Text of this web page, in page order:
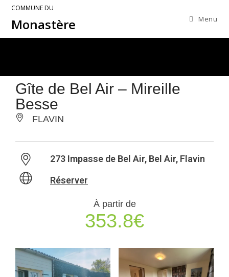
COMMUNE DU
Monastère Menu
Gîte de Bel Air – Mireille
Besse
FLAVIN
273 Impasse de Bel Air, Bel Air, Flavin
Réserver
À partir de
353.8€